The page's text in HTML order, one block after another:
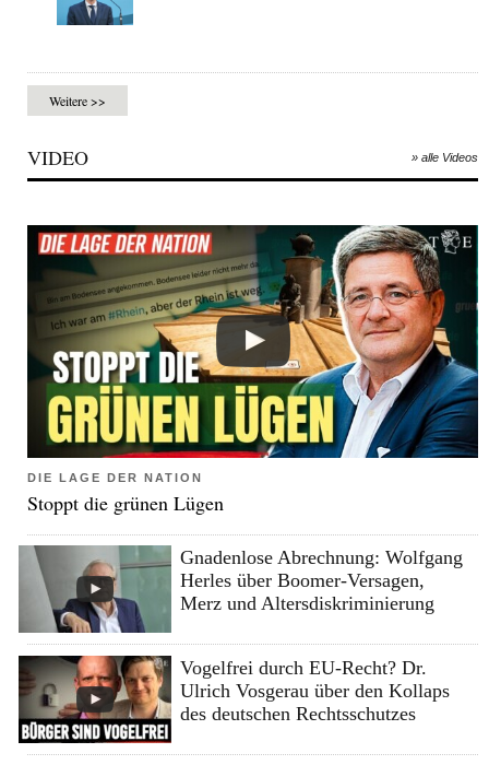
Weitere >>
VIDEO » alle Videos
DIE LAGE DER NATION
Stoppt die grünen Lügen
Gnadenlose Abrechnung: Wolfgang
Herles über Boomer-Versagen,
Merz und Altersdiskriminierung
Vogelfrei durch EU-Recht? Dr.
Ulrich Vosgerau über den Kollaps
des deutschen Rechtsschutzes